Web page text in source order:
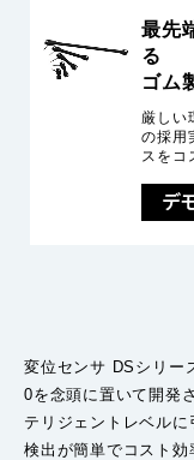
最先
る
ゴム
厳しい
の採用
スをコ
変位センサ DSシリー
0を念頭に置いて開発
テリジェントレベル
検出が簡単でコスト効